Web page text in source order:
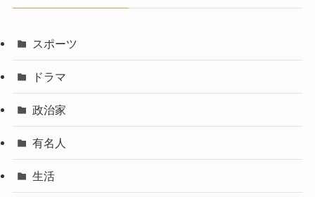
スポーツ
ドラマ
政治家
有名人
生活